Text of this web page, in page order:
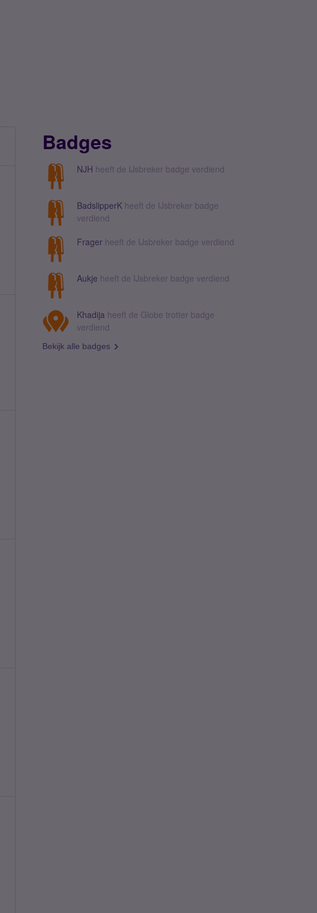
Badges
NJH heeft de IJsbreker badge verdiend
BadslipperK heeft de IJsbreker badge
verdiend
Frager heeft de IJsbreker badge verdiend
Aukje heeft de IJsbreker badge verdiend
Khadija heeft de Globe trotter badge
verdiend
Bekijk alle badges